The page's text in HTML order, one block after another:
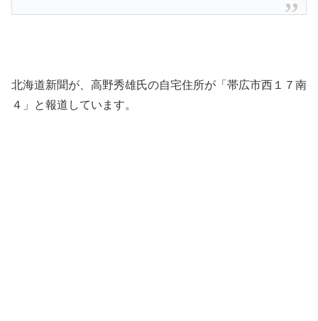
北海道新聞が、高野秀雄氏の自宅住所が「帯広市西１７南
４」と報道しています。